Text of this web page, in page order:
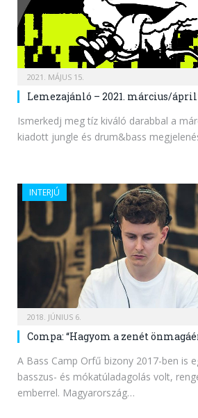
2021. MÁJUS 15.
Lemezajánló – 2021. március/
Ismerkedj meg tíz kiváló darabbal a
kiadott jungle és drum&bass
INTERJÚ
2018. JÚNIUS 6.
Compa: “Hagyom a zenét
A Bass Camp Orfű bizony 2017-ben is
basszus- és mókatúladagolás volt,
emberrel. Magyarország…